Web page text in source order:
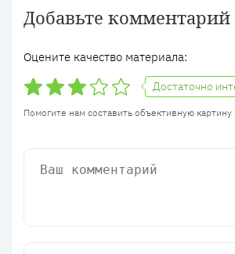
Добавьте комментарий
Оцените качество материала:
Достаточно
Помогите нам составить объективную картину